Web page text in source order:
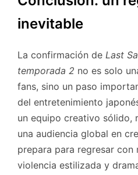
inevitable
La confirmación de Last
temporada 2 no es solo
fans, sino un paso
del entretenimiento
un equipo creativo
una audiencia global en
prepara para regresar con
violencia estilizada y